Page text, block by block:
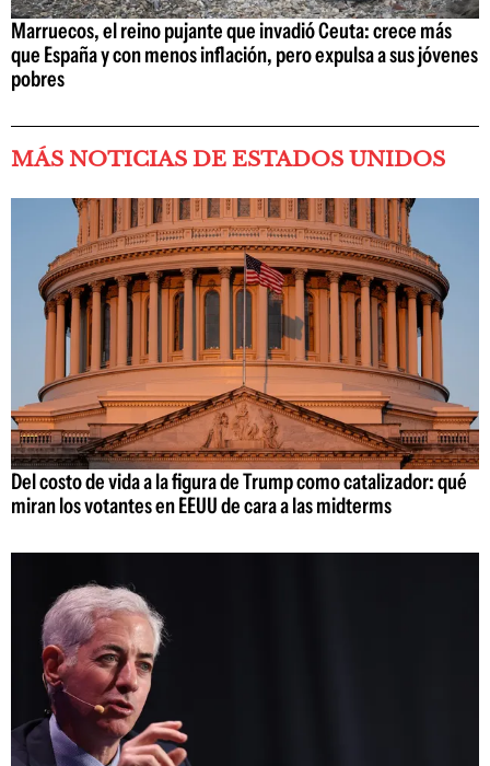
Marruecos, el reino pujante que invadió Ceuta: crece más
que España y con menos inflación, pero expulsa a sus jóvenes
pobres
MÁS NOTICIAS DE ESTADOS UNIDOS
Del costo de vida a la figura de Trump como catalizador: qué
miran los votantes en EEUU de cara a las midterms